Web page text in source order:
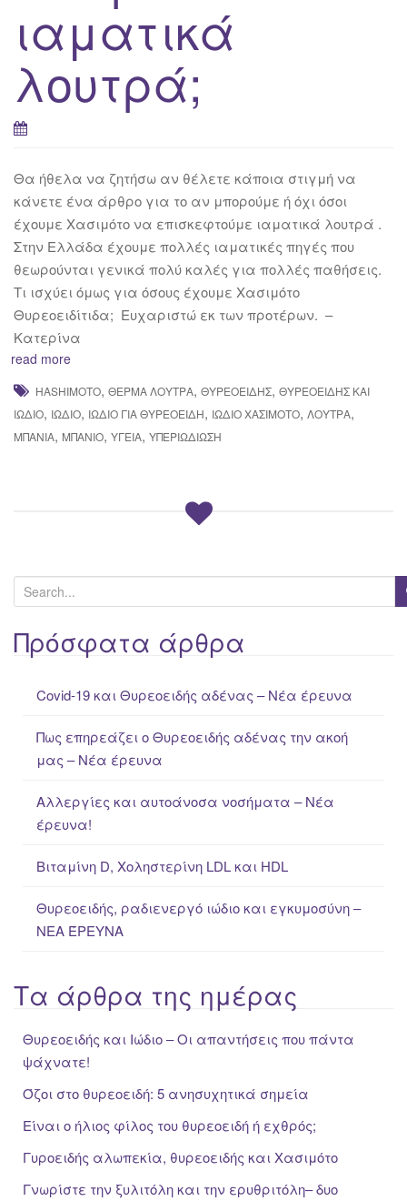
ιαματικά
λουτρά;
Θα ήθελα να ζητήσω αν θέλετε κάποια στιγμή να
κάνετε ένα άρθρο για το αν μπορούμε ή όχι όσοι
έχουμε Χασιμότο να επισκεφτούμε ιαματικά λουτρά .
Στην Ελλάδα έχουμε πολλές ιαματικές πηγές που
θεωρούνται γενικά πολύ καλές για πολλές παθήσεις.
Τι ισχύει όμως για όσους έχουμε Χασιμότο
Θυρεοειδίτιδα; Ευχαριστώ εκ των προτέρων. –
Κατερίνα
read more
HASHIMOTO, ΘΕΡΜΆ ΛΟΥΤΡΆ, ΘΥΡΕΟΕΙΔΉΣ, ΘΥΡΕΟΕΙΔΉΣ ΚΑΙ
ΙΏΔΙΟ, ΙΏΔΙΟ, ΙΏΔΙΟ ΓΙΑ ΘΥΡΕΟΕΙΔΉ, ΙΏΔΙΟ ΧΑΣΙΜΌΤΟ, ΛΟΥΤΡΆ,
ΜΠΆΝΙΑ, ΜΠΆΝΙΟ, ΥΓΕΊΑ, ΥΠΕΡΙΩΔΊΩΣΗ
e
a
rΠρόσφατα άρθρα
Covid-19 και Θυρεοειδής αδένας – Νέα έρευνα
Πως επηρεάζει ο Θυρεοειδής αδένας την ακοή
μας – Νέα έρευνα
Αλλεργίες και αυτοάνοσα νοσήματα – Νέα
έρευνα!
Βιταμίνη D, Χοληστερίνη LDL και HDL
Θυρεοειδής, ραδιενεργό ιώδιο και εγκυμοσύνη –
ΝΕΑ ΈΡΕΥΝΑ
Τα άρθρα της ημέρας
Θυρεοειδής και Ιώδιο – Οι απαντήσεις που πάντα
ψάχνατε!
Όζοι στο θυρεοειδή: 5 ανησυχητικά σημεία
Είναι ο ήλιος φίλος του θυρεοειδή ή εχθρός;
Γυροειδής αλωπεκία, θυρεοειδής και Χασιμότο
Γνωρίστε την ξυλιτόλη και την ερυθριτόλη– δυο